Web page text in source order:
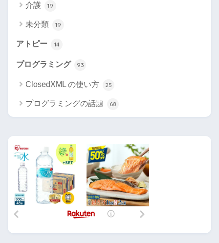
介護 19
未分類 19
アトピー 14
プログラミング 93
ClosedXML の使い方 25
プログラミングの話題 68